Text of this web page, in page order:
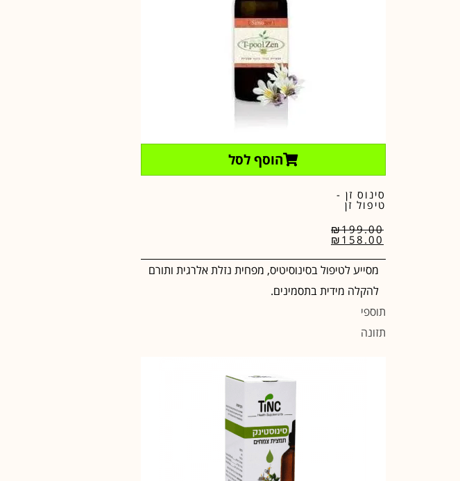
הוסף לסל
סינוס זן -
טיפול זן
₪199.00
₪ 158.00
מסייע לטיפול בסינוסיטיס, מפחית נזלת אלרגית ותורם
להקלה מידית בתסמינים.
תוספי
תזונה